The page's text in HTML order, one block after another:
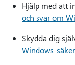
Hjälp med att
och svar om
Skydda dig
Windows-